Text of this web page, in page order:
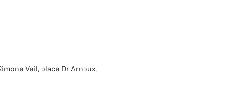
Veil, place Dr Arnoux.